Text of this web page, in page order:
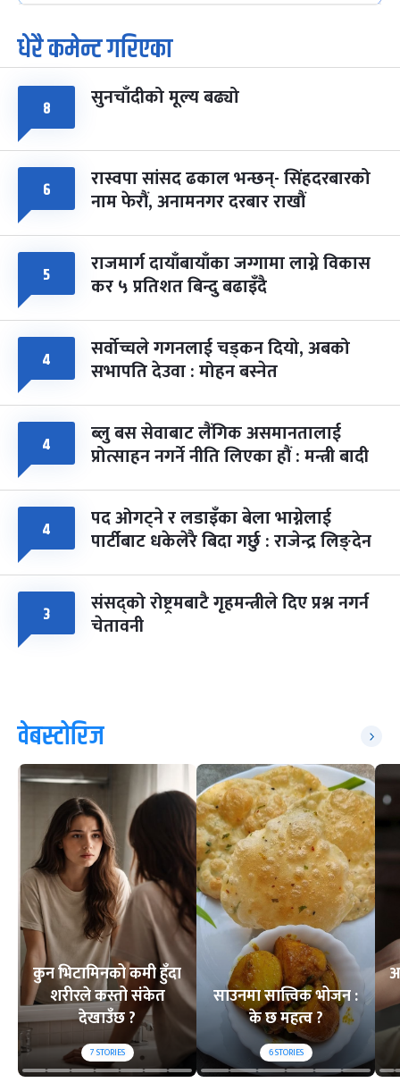
७
आइत
पूर्णिमा व्रत
चैत्र ७, २०८३-Mar 21, 2027
८ फागुपूर्णिमा
धेरै कमेन्ट गरिएका
८ सुनचाँदीको मूल्य बढ्यो
६ रास्वपा सांसद ढकाल भन्छन्- सिंहदरबारको
नाम फेरौं, अनामनगर दरबार राखौं
५ राजमार्ग दायाँबायाँका जग्गामा लाग्ने विकास
कर ५ प्रतिशत बिन्दु बढाइँदै
४ सर्वोच्चले गगनलाई चड्कन दियो, अबको
सभापति देउवा : मोहन बस्नेत
४ ब्लु बस सेवाबाट लैंगिक असमानतालाई
प्रोत्साहन नगर्ने नीति लिएका हौं : मन्त्री बादी
४ पद ओगट्ने र लडाइँका बेला भाग्नेलाई
पार्टीबाट धकेलेरै बिदा गर्छु : राजेन्द्र लिङ्देन
३ संसद्को रोष्ट्रमबाटै गृहमन्त्रीले दिए प्रश्न नगर्न
चेतावनी
वेबस्टोरिज
कुन भिटामिनको कमी हुँदा
शरीरले कस्तो संकेत
देखाउँछ ?
7STORIES
साउनमा सात्त्विक भोजन :
के छ महत्व ?
6STORIES